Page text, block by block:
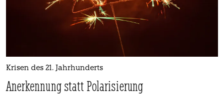
Krisen des 21. Jahrhunderts
Anerkennung statt Polarisierung